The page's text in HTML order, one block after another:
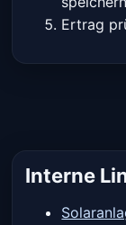
Ertrag
Interne